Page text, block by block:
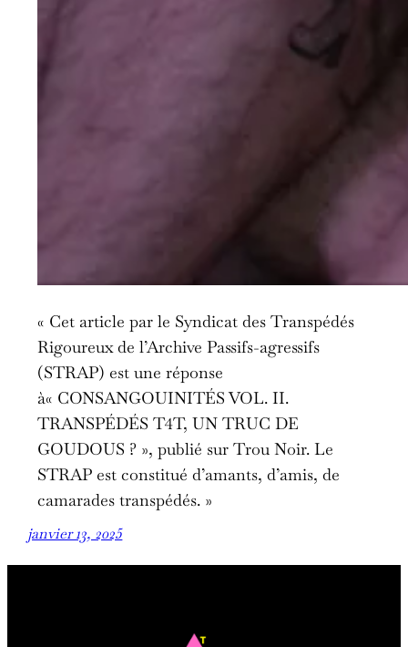
« Cet article par le Syndicat des Transpédés
Rigoureux de l’Archive Passifs-agressifs
(STRAP) est une réponse
à« CONSANGOUINITÉS VOL. II.
TRANSPÉDÉS T4T, UN TRUC DE
GOUDOUS ? », publié sur Trou Noir. Le
STRAP est constitué d’amants, d’amis, de
camarades transpédés. »
janvier 13, 2025